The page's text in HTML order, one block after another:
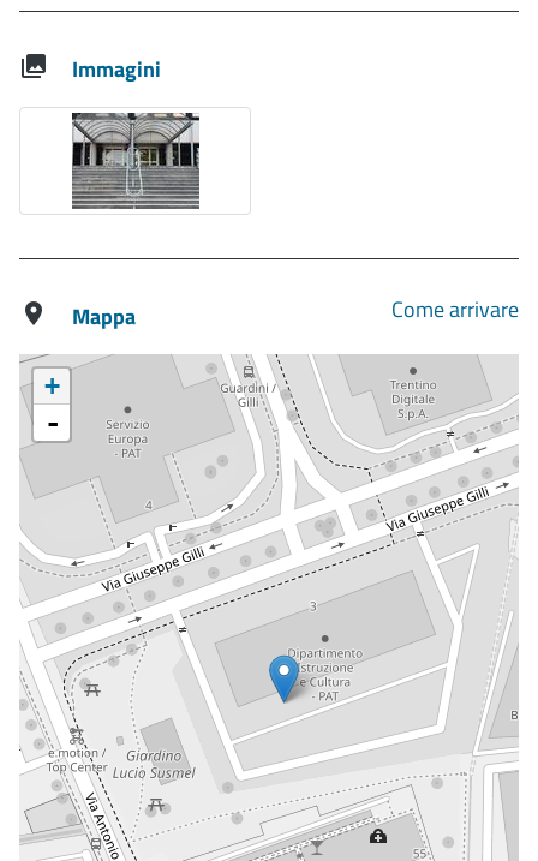
Immagini
Mappa Come arrivare
+
-